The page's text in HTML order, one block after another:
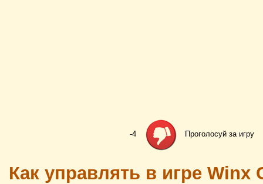
-4 Проголосуй за игру
Как управлять в игре Winx